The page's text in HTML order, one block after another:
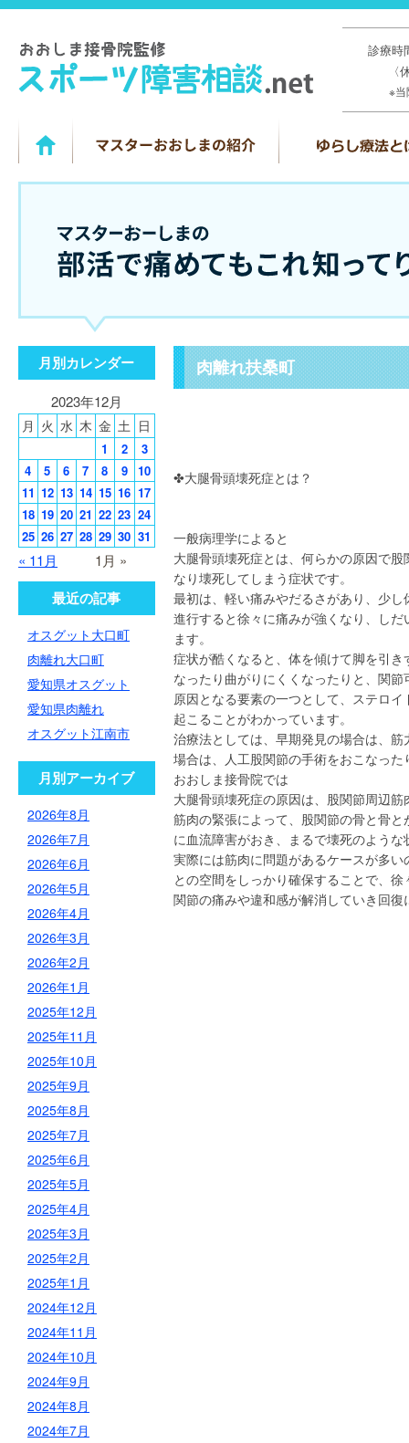
診療
※
肉離れ扶桑町
✤大腿骨頭壊死症とは？
一般病理学によると
大腿骨頭壊死症とは、何らかの原因で
なり壊死してしまう症状です。
最初は、軽い痛みやだるさがあり、少
進行すると徐々に痛みが強くなり、し
ます。
症状が酷くなると、体を傾けて脚を引
なったり曲がりにくくなったりと、関
原因となる要素の一つとして、ステロ
起こることがわかっています。
治療法としては、早期発見の場合は、
場合は、人工股関節の手術をおこなった
おおしま接骨院では
大腿骨頭壊死症の原因は、股関節周辺
筋肉の緊張によって、股関節の骨と骨
に血流障害がおき、まるで壊死のよう
実際には筋肉に問題があるケースが多
との空間をしっかり確保することで、
関節の痛みや違和感が解消していき回
月別カレンダー
2023年12月
月 火 水 木 金 土 日
« 11月 1月 »
1 2
3
4
5 6 7 8 9
10
11 12 13 14 15 16 17
18 19 20 21 22 23 24
25 26 27 28 29 30 31
最近の記事
オスグット大口町
肉離れ大口町
愛知県オスグット
愛知県肉離れ
オスグット江南市
月別アーカイブ
2026年8月
2026年7月
2026年6月
2026年5月
2026年4月
2026年3月
2026年2月
2026年1月
2025年12月
2025年11月
2025年10月
2025年9月
2025年8月
2025年7月
2025年6月
2025年5月
2025年4月
2025年3月
2025年2月
2025年1月
2024年12月
2024年11月
2024年10月
2024年9月
2024年8月
2024年7月